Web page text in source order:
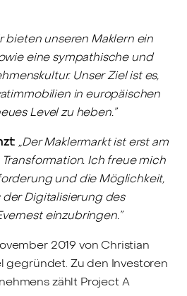
bieten unseren Maklern ein
eine sympathische und
Unser Ziel ist es,
in europäischen
Level zu heben.”
„Der Maklermarkt ist erst am
Ich freue mich
und die Möglichkeit,
Digitalisierung des
einzubringen.”
2019 von Christian
gegründet. Zu den Investoren
zählt Project A